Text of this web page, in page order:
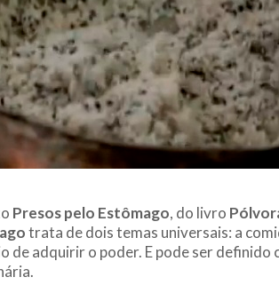
Presos pelo Estômago, do livro
trata de dois temas universais: a
de adquirir o poder. E pode ser